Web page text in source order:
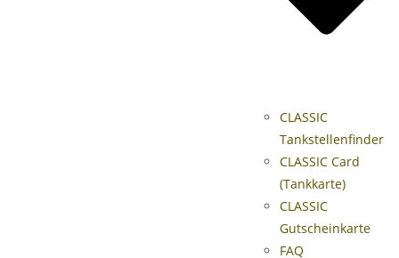
CLASSIC
Tankstellenfinder
CLASSIC Card
(Tankkarte)
CLASSIC
Gutscheinkarte
FAQ